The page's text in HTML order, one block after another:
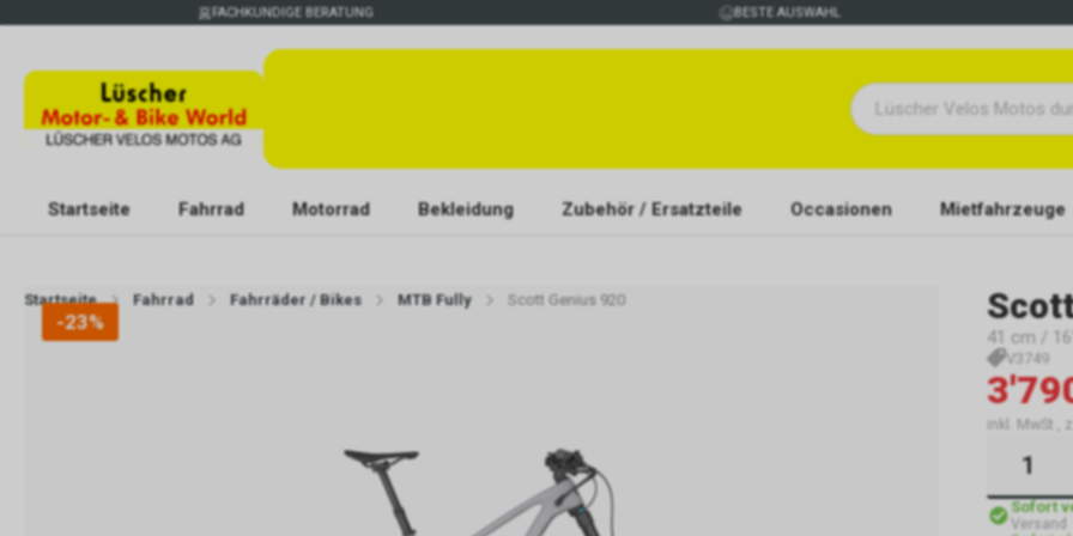
FACHKUNDIGE BERATUNG BESTE AUSWAHL
Startseite Fahrrad Motorrad Bekleidung Zubehör / Ersatzteile Occasionen Mietfahrzeuge
Startseite Fahrrad Fahrräder / Bikes MTB Fully Scott Genius 920
-23%
41 cm /
V3749
inkl. MwSt.,
Sofort
Versand